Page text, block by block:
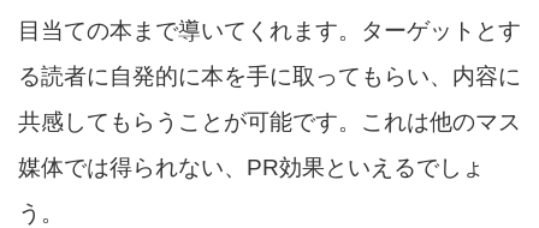
目当ての本まで導いてくれます。ターゲットとす
る読者に自発的に本を手に取ってもらい、内容に
共感してもらうことが可能です。これは他のマス
媒体では得られない、PR効果といえるでしょ
う。